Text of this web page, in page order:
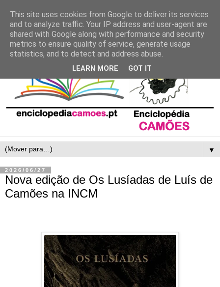
▼
2026/06/27
Nova edição de Os Lusíadas de Luís de
Camões na INCM
This site uses cookies from Google to deliver its services
and to analyze traffic. Your IP address and user-agent are
shared with Google along with performance and security
metrics to ensure quality of service, generate usage
statistics, and to detect and address abuse.
LEARN MORE GOT IT